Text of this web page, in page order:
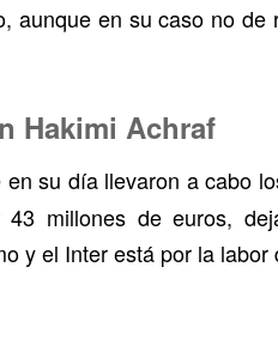
aunque en su caso no
Hakimi Achraf
su día llevaron a cabo
millones de euros,
y el Inter está por la labor